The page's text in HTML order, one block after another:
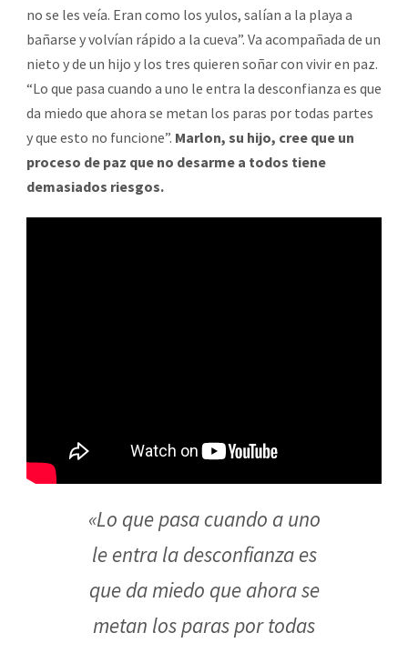
no se les veía. Eran como los yulos, salían a la playa a
bañarse y volvían rápido a la cueva”. Va acompañada de un
nieto y de un hijo y los tres quieren soñar con vivir en paz.
“Lo que pasa cuando a uno le entra la desconfianza es que
da miedo que ahora se metan los paras por todas partes
y que esto no funcione”. Marlon, su hijo, cree que un
proceso de paz que no desarme a todos tiene
demasiados riesgos.
«Lo que pasa cuando a uno
le entra la desconfianza es
que da miedo que ahora se
metan los paras por todas